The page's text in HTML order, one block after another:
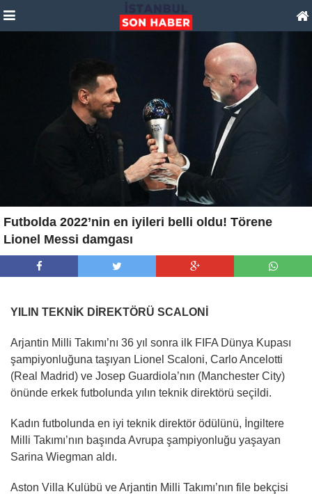
Futbolda 2022’nin en iyileri belli oldu! Törene
Lionel Messi damgası
YILIN TEKNİK DİREKTÖRÜ SCALONİ
Arjantin Milli Takımı’nı 36 yıl sonra ilk FIFA Dünya Kupası
şampiyonluğuna taşıyan Lionel Scaloni, Carlo Ancelotti
(Real Madrid) ve Josep Guardiola’nın (Manchester City)
önünde erkek futbolunda yılın teknik direktörü seçildi.
Kadın futbolunda en iyi teknik direktör ödülünü, İngiltere
Milli Takımı’nın başında Avrupa şampiyonluğu yaşayan
Sarina Wiegman aldı.
Aston Villa Kulübü ve Arjantin Milli Takımı’nın file bekçisi